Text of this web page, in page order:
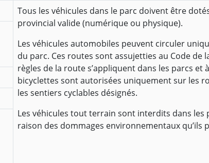
Tous les véhicules dans le parc doivent être
provincial valide (numérique ou physique).
Les véhicules automobiles peuvent circuler
du parc. Ces routes sont assujetties au Code de
règles de la route s’appliquent dans les parcs et
bicyclettes sont autorisées uniquement sur les
les sentiers cyclables désignés.
Les véhicules tout terrain sont interdits dans les
raison des dommages environnementaux qu’ils